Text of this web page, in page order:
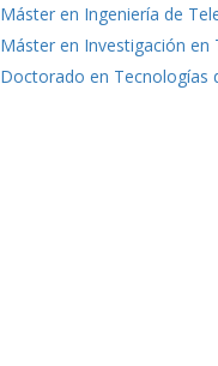
Máster en Ingeniería de
Máster en Investigación
Doctorado en Tecnologías